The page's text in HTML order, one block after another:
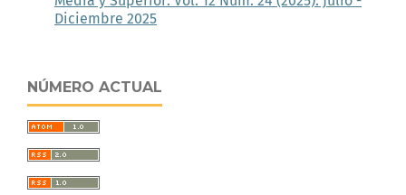
Diciembre 2025
NÚMERO ACTUAL